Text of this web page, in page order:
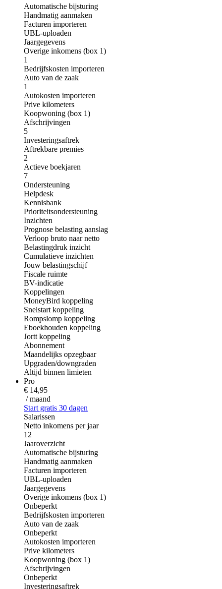
Automatische bijsturing
Handmatig aanmaken
Facturen importeren
UBL-uploaden
Jaargegevens
Overige inkomens (box 1)
1
Bedrijfskosten importeren
Auto van de zaak
1
Autokosten importeren
Prive kilometers
Koopwoning (box 1)
Afschrijvingen
5
Investeringsaftrek
Aftrekbare premies
2
Actieve boekjaren
7
Ondersteuning
Helpdesk
Kennisbank
Prioriteitsondersteuning
Inzichten
Prognose belasting aanslag
Verloop bruto naar netto
Belastingdruk inzicht
Cumulatieve inzichten
Jouw belastingschijf
Fiscale ruimte
BV-indicatie
Koppelingen
MoneyBird koppeling
Snelstart koppeling
Rompslomp koppeling
Eboekhouden koppeling
Jortt koppeling
Abonnement
Maandelijks opzegbaar
Upgraden/downgraden
Altijd binnen limieten
Pro
€ 14,95
/ maand
Start gratis 30 dagen
Salarissen
Netto inkomens per jaar
12
Jaaroverzicht
Automatische bijsturing
Handmatig aanmaken
Facturen importeren
UBL-uploaden
Jaargegevens
Overige inkomens (box 1)
Onbeperkt
Bedrijfskosten importeren
Auto van de zaak
Onbeperkt
Autokosten importeren
Prive kilometers
Koopwoning (box 1)
Afschrijvingen
Onbeperkt
Investeringsaftrek